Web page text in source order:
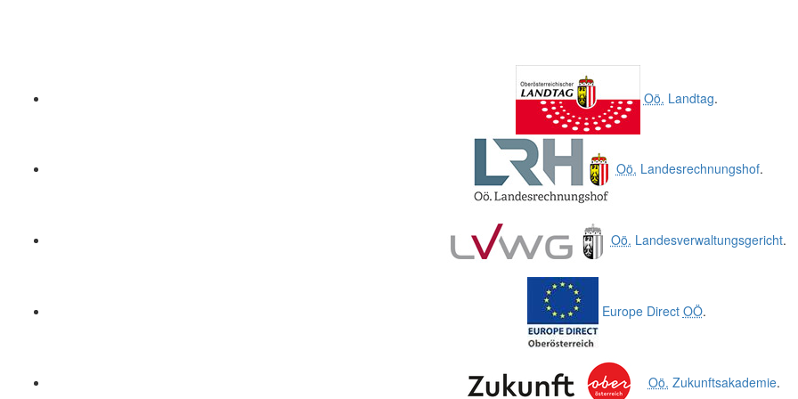
Oö. Landtag.
Oö. Landesrechnungshof.
Oö. Landesverwaltungsgericht.
Europe Direct OÖ.
Oö. Zukunftsakademie.